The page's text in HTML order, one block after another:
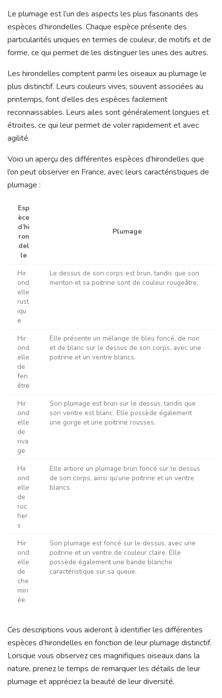
Le plumage est l’un des aspects les plus fascinants des
espèces d’hirondelles. Chaque espèce présente des
particularités uniques en termes de couleur, de motifs et de
forme, ce qui permet de les distinguer les unes des autres.
Les hirondelles comptent parmi les oiseaux au plumage le
plus distinctif. Leurs couleurs vives, souvent associées au
printemps, font d’elles des espèces facilement
reconnaissables. Leurs ailes sont généralement longues et
étroites, ce qui leur permet de voler rapidement et avec
agilité.
Voici un aperçu des différentes espèces d’hirondelles que
l’on peut observer en France, avec leurs caractéristiques de
plumage :
Esp
èce
d’hi
ron
del
le
Plumage
Hir
ond
elle
rust
iqu
e
Le dessus de son corps est brun, tandis que son
menton et sa poitrine sont de couleur rougeâtre.
Hir
ond
elle
de
fen
être
Elle présente un mélange de bleu foncé, de noir
et de blanc sur le dessus de son corps, avec une
poitrine et un ventre blancs.
Hir
ond
elle
de
riva
ge
Son plumage est brun sur le dessus, tandis que
son ventre est blanc. Elle possède également
une gorge et une poitrine rousses.
Hir
ond
elle
de
roc
her
s
Elle arbore un plumage brun foncé sur le dessus
de son corps, ainsi qu’une poitrine et un ventre
blancs.
Hir
ond
elle
de
che
min
ée
Son plumage est foncé sur le dessus, avec une
poitrine et un ventre de couleur claire. Elle
possède également une bande blanche
caractéristique sur sa queue.
Ces descriptions vous aideront à identifier les différentes
espèces d’hirondelles en fonction de leur plumage distinctif.
Lorsque vous observez ces magnifiques oiseaux dans la
nature, prenez le temps de remarquer les détails de leur
plumage et appréciez la beauté de leur diversité.